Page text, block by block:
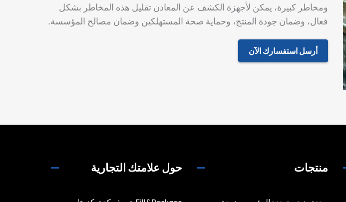
ومخاطر كبيرة، يمكن لأجهزة الكشف عن المعادن تقليل هذه المخاطر بشكل
فعال، وضمان جودة المنتج، وحماية صحة المستهلكين وضمان مصالح المؤسسة.
أرسل استفسارك الآن
حول علامتك التجارية منتجات